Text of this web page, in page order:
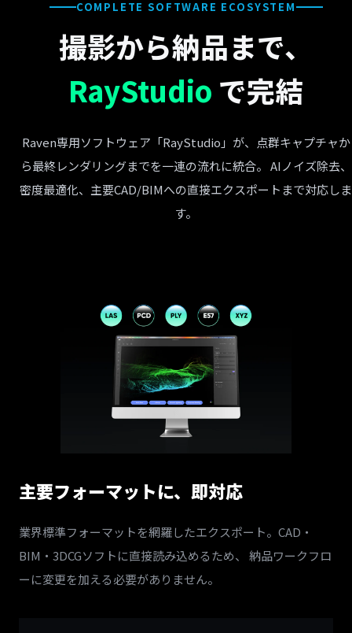
COMPLETE SOFTWARE ECOSYSTEM
撮影から納品まで、
RayStudio で完結
Raven専用ソフトウェア「RayStudio」が、点群キャプチャか
ら最終レンダリングまでを一連の流れに統合。 AIノイズ除去、
密度最適化、主要CAD/BIMへの直接エクスポートまで対応しま
す。
主要フォーマットに、即対応
業界標準フォーマットを網羅したエクスポート。CAD・
BIM・3DCGソフトに直接読み込めるため、 納品ワークフロ
ーに変更を加える必要がありません。